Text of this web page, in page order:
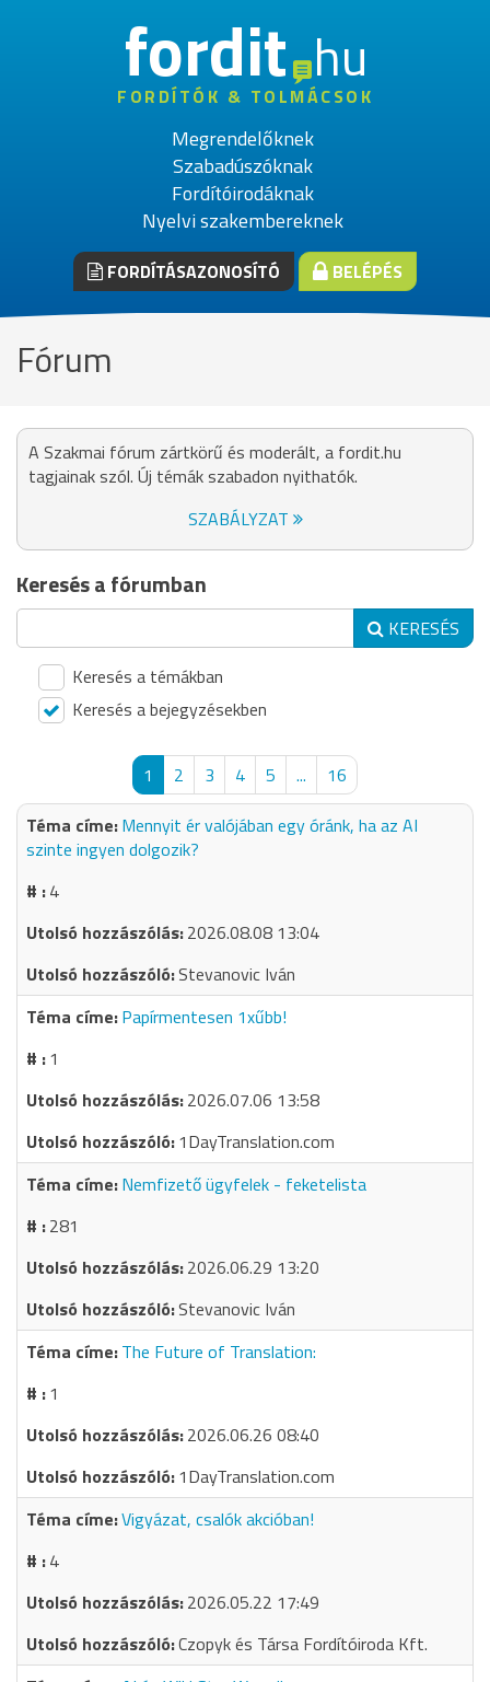
fordithu
FORDÍTÓK & TOLMÁCSOK
Megrendelőknek
Szabadúszóknak
Fordítóirodáknak
Nyelvi szakembereknek
FORDÍTÁSAZONOSÍTÓ BELÉPÉS
Fórum
A Szakmai fórum zártkörű és moderált, a fordit.hu
tagjainak szól. Új témák szabadon nyithatók.
SZABÁLYZAT
Keresés a fórumban
KERESÉS
Keresés a témákban
Keresés a bejegyzésekben
1 2 3 4 5 ...
16
Mennyit ér valójában egy óránk, ha az AI
szinte ingyen dolgozik?
4
2026.08.08 13:04
Stevanovic Iván
Papírmentesen 1xűbb!
1
2026.07.06 13:58
1DayTranslation.com
Nemfizető ügyfelek - feketelista
281
2026.06.29 13:20
Stevanovic Iván
The Future of Translation:
1
2026.06.26 08:40
1DayTranslation.com
Vigyázat, csalók akcióban!
4
2026.05.22 17:49
Czopyk és Társa Fordítóiroda Kft.